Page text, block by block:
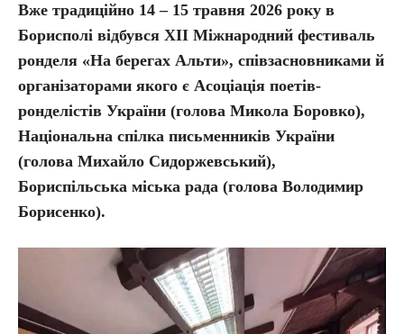
Вже традиційно 14 – 15 травня 2026 року в
Борисполі відбувся ХІІ Міжнародний фестиваль
ронделя «На берегах Альти», співзасновниками й
організаторами якого є Асоціація поетів-
ронделістів України (голова Микола Боровко),
Національна спілка письменників України
(голова Михайло Сидоржевський),
Бориспільська міська рада (голова Володимир
Борисенко).